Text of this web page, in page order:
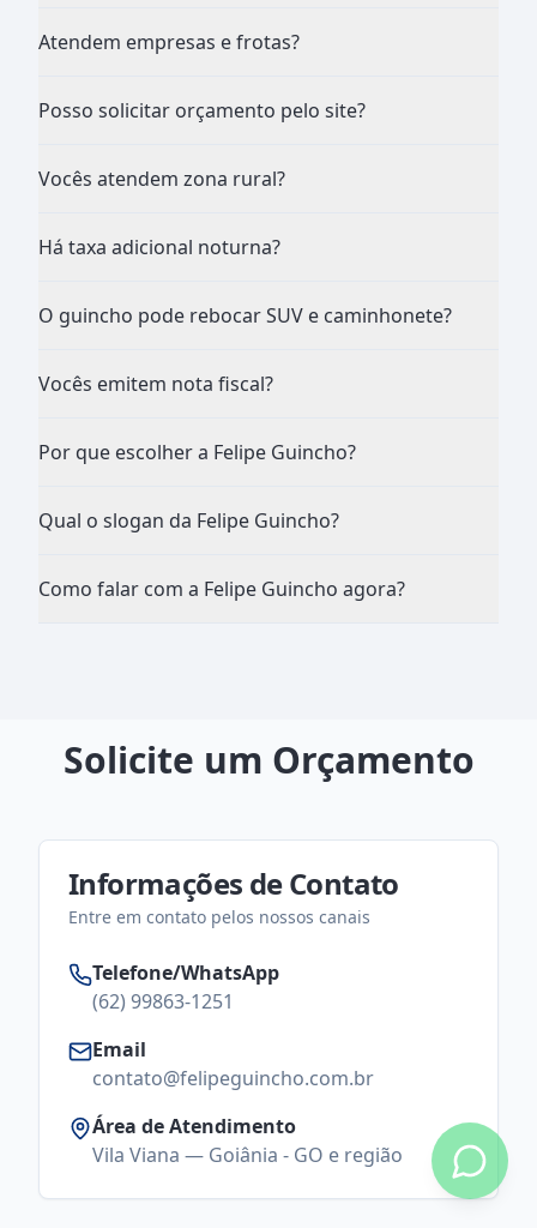
Atendem empresas e frotas?
Posso solicitar orçamento pelo site?
Vocês atendem zona rural?
Há taxa adicional noturna?
O guincho pode rebocar SUV e caminhonete?
Vocês emitem nota fiscal?
Por que escolher a Felipe Guincho?
Qual o slogan da Felipe Guincho?
Como falar com a Felipe Guincho agora?
Solicite um Orçamento
Informações de Contato
Entre em contato pelos nossos canais
Telefone/WhatsApp
(62) 99863-1251
Email
contato@felipeguincho.com.br
Área de Atendimento
Vila Viana — Goiânia - GO e região